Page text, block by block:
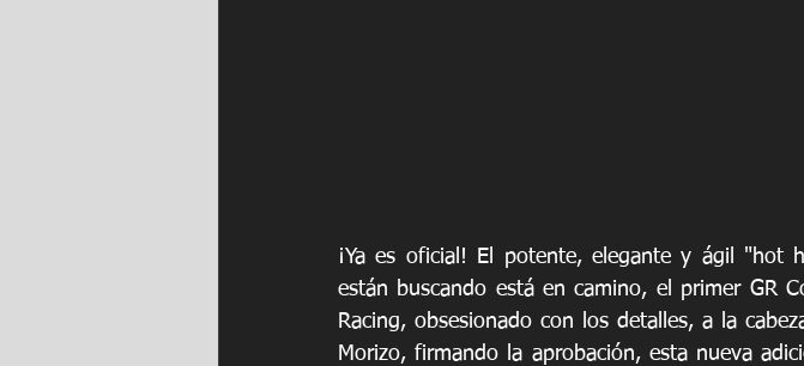
¡Ya es oficial! El potente, elegante y ágil "hot
están buscando está en camino, el primer GR
Racing, obsesionado con los detalles, a la
Morizo, firmando la aprobación, esta nueva